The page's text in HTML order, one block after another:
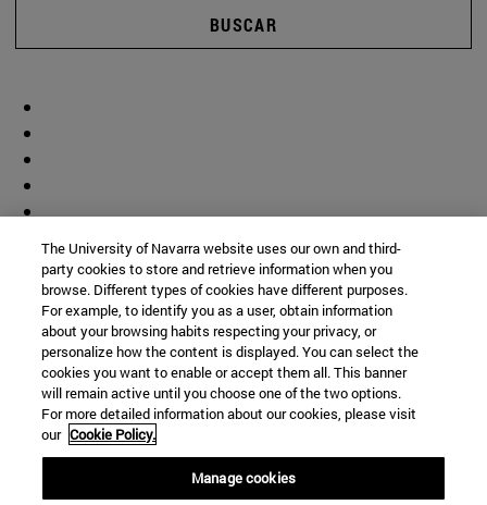
BUSCAR
The University of Navarra website uses our own and third-
party cookies to store and retrieve information when you
browse. Different types of cookies have different purposes.
For example, to identify you as a user, obtain information
about your browsing habits respecting your privacy, or
personalize how the content is displayed. You can select the
cookies you want to enable or accept them all. This banner
will remain active until you choose one of the two options.
For more detailed information about our cookies, please visit
our Cookie Policy.
Manage cookies